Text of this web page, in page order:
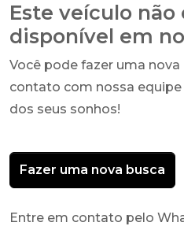
Este veículo não
disponível em
Você pode fazer uma
contato com nossa
dos seus sonhos!
Fazer uma nova busca
Entre em contato pelo